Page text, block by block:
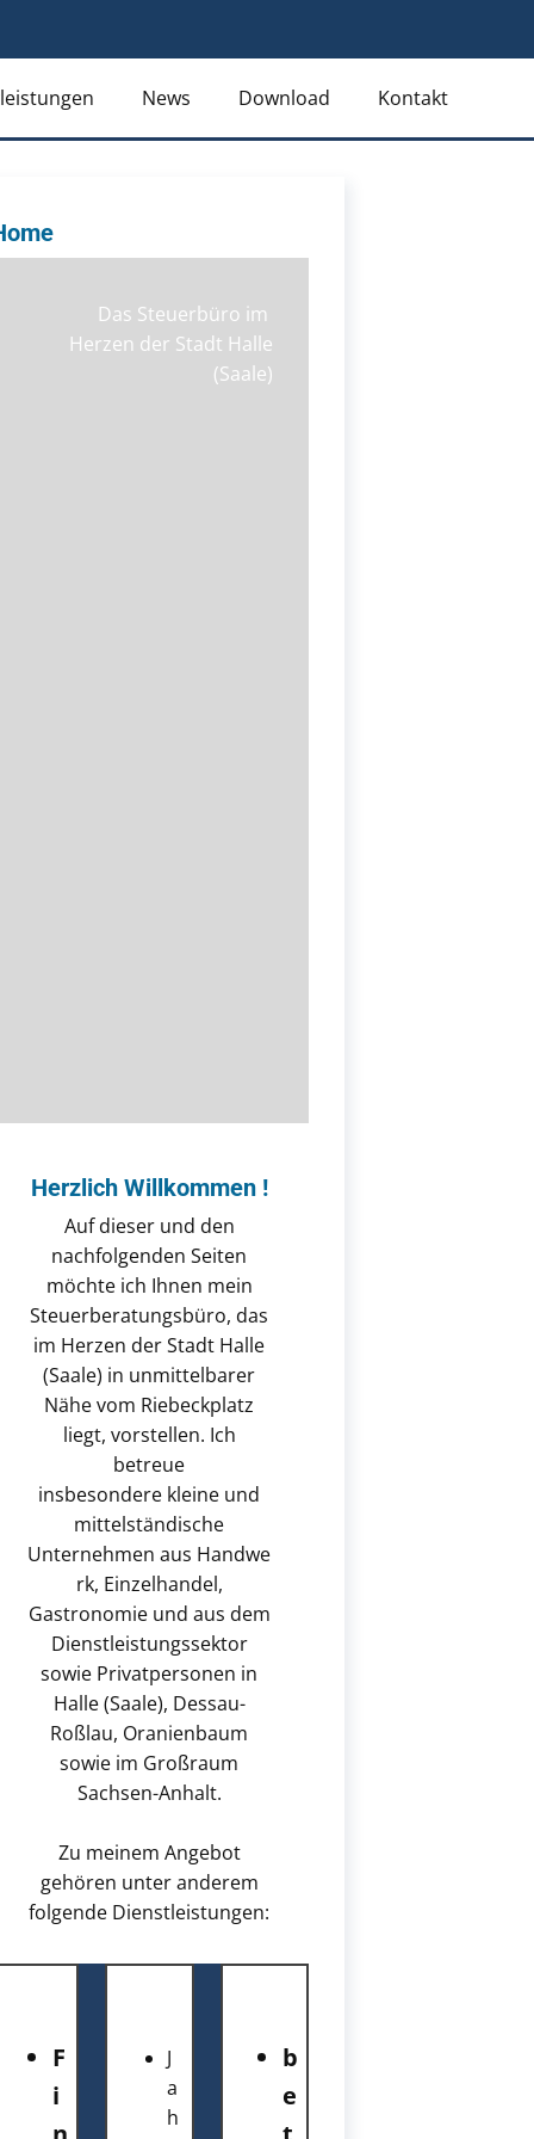
News Download Kontakt
Das Steuerbüro im
Herzen der Stadt Halle
(Saale)
Herzlich Willkommen !
Auf dieser und den
nachfolgenden Seiten
möchte ich Ihnen mein
Steuerberatungsbüro, das
im Herzen der Stadt Halle
(Saale) in unmittelbarer
Nähe vom Riebeckplatz
liegt, vorstellen. Ich
betreue
insbesondere kleine und
mittelständische
Unternehmen aus Handwe​
rk, Einzelhandel,
Gastronomie und aus dem
Dienstleistungssektor
sowie Privatpersonen in
Halle (Saale), Dessau-
Roßlau, Oranienbaum
sowie im Großraum
Sachsen-Anhalt.
Zu meinem Angebot
gehören unter anderem
folgende Dienstleistungen:
F
i
J
a
h
b
e